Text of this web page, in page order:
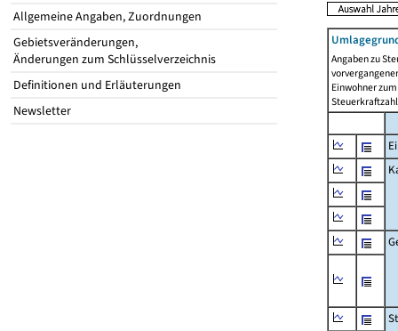
Allgemeine Angaben, Zuordnungen
Gebietsveränderungen,
Änderungen zum Schlüsselverzeichnis
Definitionen und Erläuterungen
Newsletter
Angaben zu
Einwohner